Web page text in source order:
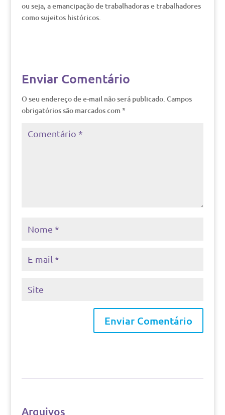
ou seja, a emancipação de trabalhadoras e trabalhadores
como sujeitos históricos.
Enviar Comentário
O seu endereço de e-mail não será publicado. Campos
obrigatórios são marcados com *
Arquivos